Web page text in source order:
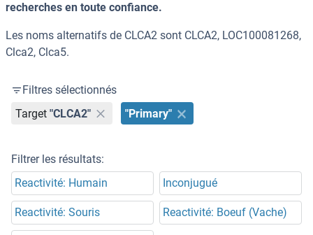
recherches en toute confiance.
Les noms alternatifs de CLCA2 sont CLCA2, LOC100081268,
Clca2, Clca5.
Filtres sélectionnés
Target "CLCA2" "Primary"
Filtrer les résultats:
Reactivité: Humain
Inconjugué
Reactivité: Souris Reactivité: Boeuf (Vache)